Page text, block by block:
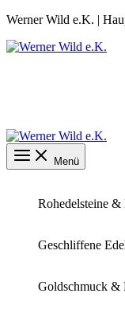
Zum
springen
Werner Wild e.K. |
Menü
Rohedelsteine &
Geschliffene
Goldschmuck &